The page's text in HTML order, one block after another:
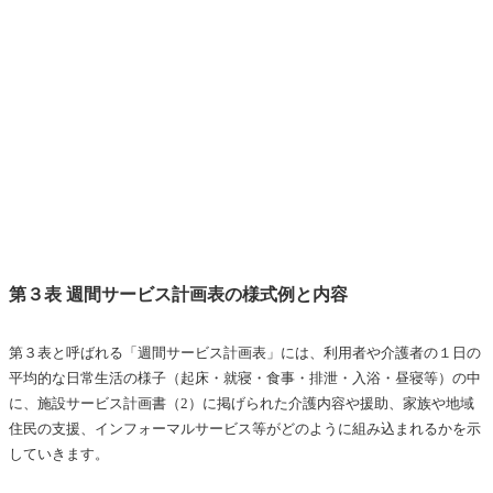
第３表 週間サービス計画表の様式例と内容
第３表と呼ばれる「週間サービス計画表」には、利用者や介護者の１日の
平均的な日常生活の様子（起床・就寝・食事・排泄・入浴・昼寝等）の中
に、施設サービス計画書（2）に掲げられた介護内容や援助、家族や地域
住民の支援、インフォーマルサービス等がどのように組み込まれるかを示
していきます。